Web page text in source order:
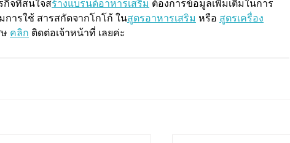
กิจที่สนใจสร้างแบรนด์อาหารเสริม ต้องการข้อมูลเพิ่มเติมในการ
ารใช้ สารสกัดจากโกโก้ ใน
สูตรอาหารเสริม หรือ สูตรเครื่อง
คลิก ติดต่อเจ้าหน้าที่ เลยค่ะ